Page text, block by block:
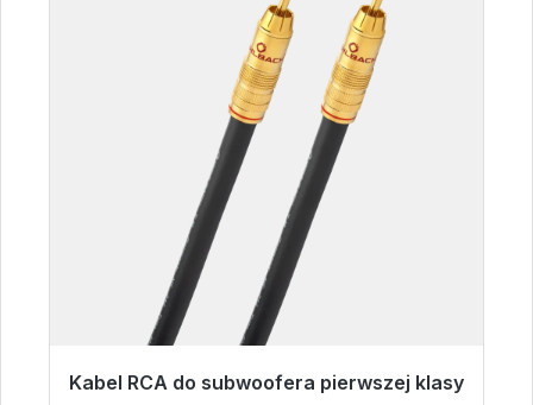
Kabel RCA do subwoofera pierwszej klasy
Gotowy do natychmiastowej wysyłki, czas